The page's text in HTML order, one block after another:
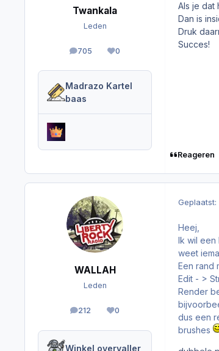
Twankala
Leden
705
berichten0
Reputation
Madrazo Kartel
baas
Als je dat
Dan is
Druk
Succes!
Reageren
WALLAH
Leden
212
berichten0
Reputation
Winkel overvaller
Geplaatst:
Heej,
Ik wil een
weet
Een rand
Edit - >
Render
dus een
brushes